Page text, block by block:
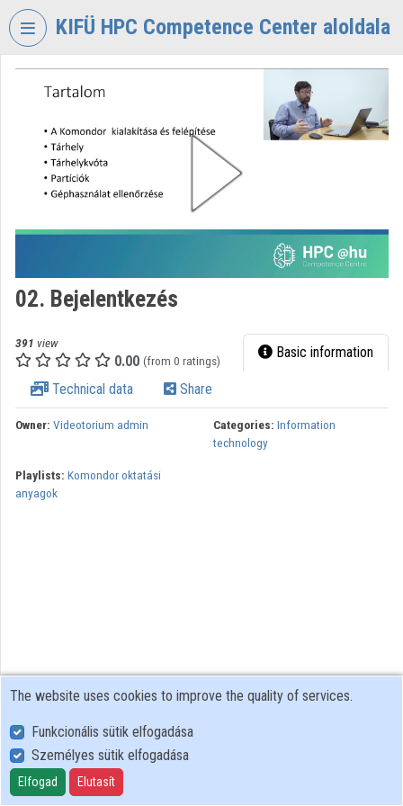
Skip header Skip menu
KIFÜ HPC Competence Center aloldala
COMPETENCE
CENTER
Organization home
Organization discovery
Categories
Organization playlists
Organizations
02. Bejelentkezés
391 view
0.00 (from 0 ratings) Basic information
Technical data Share
Owner: Videotorium admin Categories: Information
technology
Playlists: Komondor oktatási
anyagok
User Policy
Adatkezelési tájékoztató (en)
Cookie Policy
The website uses cookies to improve the quality of services.
Funkcionális sütik elfogadása
Személyes sütik elfogadása
Elfogad Elutasít